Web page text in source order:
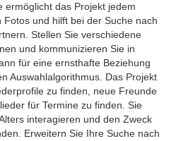
ermöglicht das Projekt jedem
Fotos und hilft bei der Suche nach
Stellen Sie verschiedene
und kommunizieren Sie in
für eine ernsthafte Beziehung
Auswahlalgorithmus. Das Projekt
zu finden, neue Freunde
für Termine zu finden. Sie
interagieren und den Zweck
Erweitern Sie Ihre Suche nach